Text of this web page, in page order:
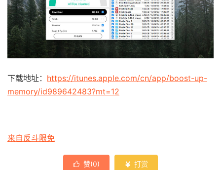
下载地址： https://itunes.apple.com/cn/app/boost-up-
memory/id989642483?mt=12
来自反斗限免
 赞(0)  打赏